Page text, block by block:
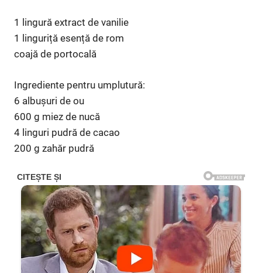
1 lingură extract de vanilie
1 linguriță esență de rom
coajă de portocală
Ingrediente pentru umplutură:
6 albușuri de ou
600 g miez de nucă
4 linguri pudră de cacao
200 g zahăr pudră